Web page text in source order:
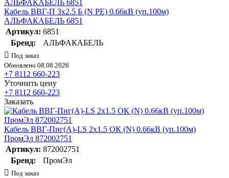
Кабель ВВГ-П 3х2.5 Б (N PE) 0.66кВ (уп.100м)
АЛЬФАКАБЕЛЬ 6851
Артикул: 6851
Бренд:
АЛЬФАКАБЕЛЬ
Под заказ
Обновлено 08.08.2026
+7 8112 660-223
Уточнить цену
+7 8112 660-223
Заказать
Кабель ВВГ-Пнг(А)-LS 2х1.5 ОК (N) 0.66кВ (уп.100м)
ПромЭл 872002751
Артикул: 872002751
Бренд:
ПромЭл
Под заказ